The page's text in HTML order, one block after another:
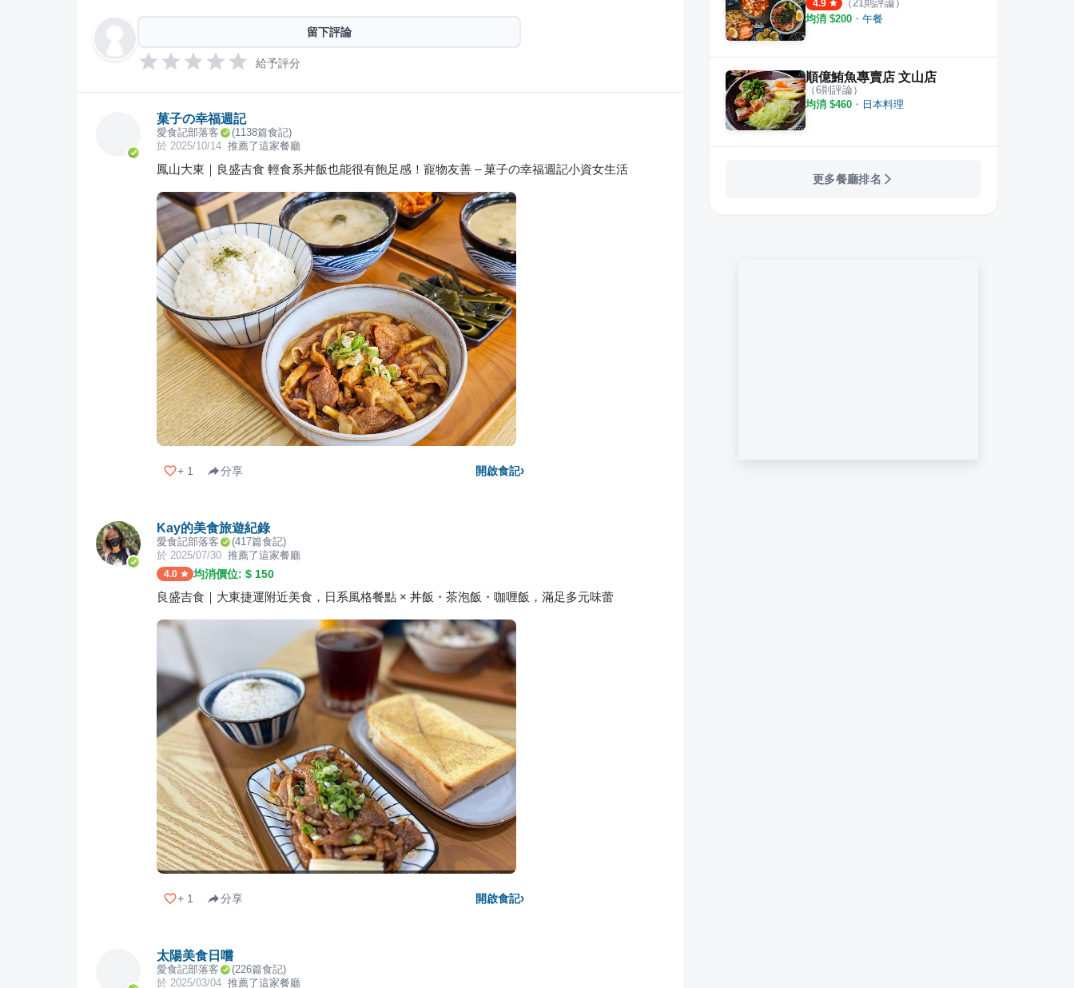
留下評論
給予評分
菓子の幸福週記
愛食記部落客 (1138篇食記)
於 2025/10/14 推薦了這家餐廳
鳳山大東｜良盛吉食 輕食系丼飯也能很有飽足感！寵物友善 – 菓子の幸福週記小資女生活
+ 1 分享 開啟食記›
Kay的美食旅遊紀錄
愛食記部落客 (417篇食記)
於 2025/07/30 推薦了這家餐廳
4.0 均消價位: $ 150
良盛吉食｜大東捷運附近美食，日系風格餐點 × 丼飯・茶泡飯・咖喱飯，滿足多元味蕾
+ 1 分享 開啟食記›
太陽美食日嚐
愛食記部落客 (226篇食記)
於 2025/03/04 推薦了這家餐廳
4.9 （ 21 則評論）
均消 $200 ・ 午餐
順億鮪魚專賣店 文山店
（6則評論）
均消 $460 ・ 日本料理
更多餐廳排名